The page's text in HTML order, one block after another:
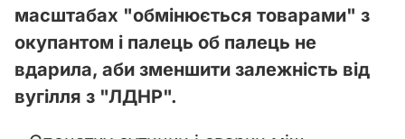
масштабах "обмінюється товарами" з
окупантом і палець об палець не
вдарила, аби зменшити залежність від
вугілля з "ЛДНР".